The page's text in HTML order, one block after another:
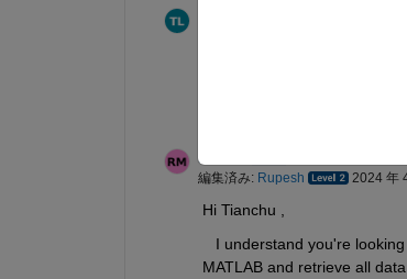
Rupesh
編集済み: Rupesh 2024 年
Hi Tianchu ,
I understand you're
MATLAB and retrieve all